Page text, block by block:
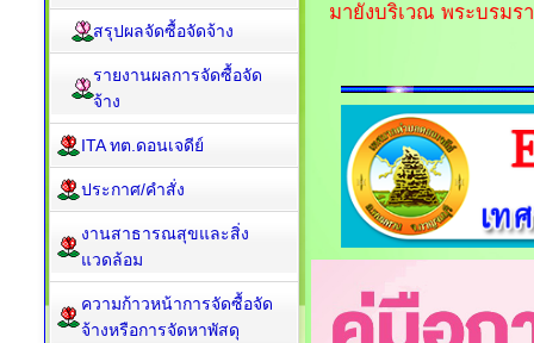
มายังบริเวณ พระบรมร
สรุปผลจัดซื้อจัดจ้าง
รายงานผลการจัดซื้อจัด
จ้าง
ITA ทต.ดอนเจดีย์
ประกาศ/คำสั่ง
งานสาธารณสุขและสิ่ง
แวดล้อม
ความก้าวหน้าการจัดซื้อจัด
จ้างหรือการจัดหาพัสดุ